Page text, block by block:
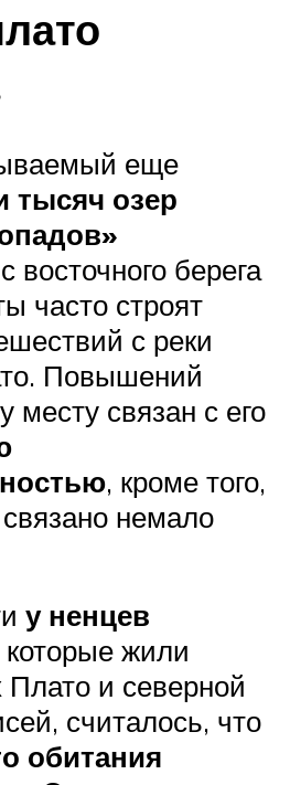
еще
тысяч озер
восточного берега
часто строят
с реки
Повышений
месту связан с его
, кроме того,
немало
у ненцев
которые жили
Плато и северной
считалось, что
обитания